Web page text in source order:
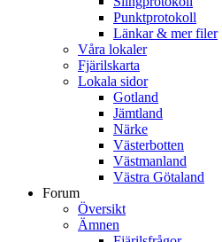
Punktprotokoll
Länkar & mer filer
Våra lokaler
Fjärilskarta
Lokala sidor
Gotland
Jämtland
Närke
Västerbotten
Västmanland
Västra Götaland
Forum
Översikt
Ämnen